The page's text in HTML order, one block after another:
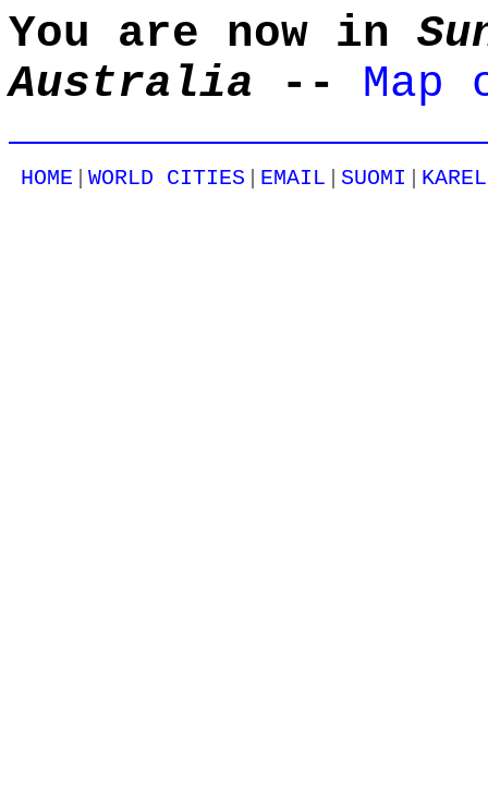
You are now in
Australia --
HOME WORLD CITIES EMAIL SUOMI